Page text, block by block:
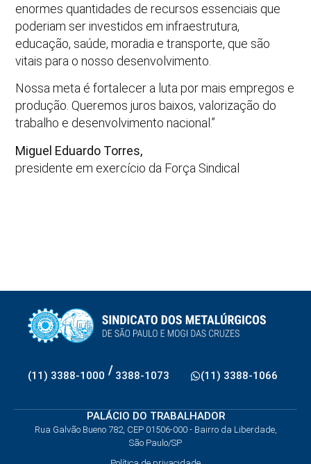
enormes quantidades de recursos essenciais que
poderiam ser investidos em infraestrutura,
educação, saúde, moradia e transporte, que são
vitais para o nosso desenvolvimento.
Nossa meta é fortalecer a luta por mais empregos e
produção. Queremos juros baixos, valorização do
trabalho e desenvolvimento nacional.”
Miguel Eduardo Torres,
presidente em exercício da Força Sindical
(11) 3388-1000 / 3388-1073 (11) 3388-1066
PALÁCIO DO TRABALHADOR
Rua Galvão Bueno 782, CEP 01506-000 - Bairro da Liberdade,
São Paulo/SP